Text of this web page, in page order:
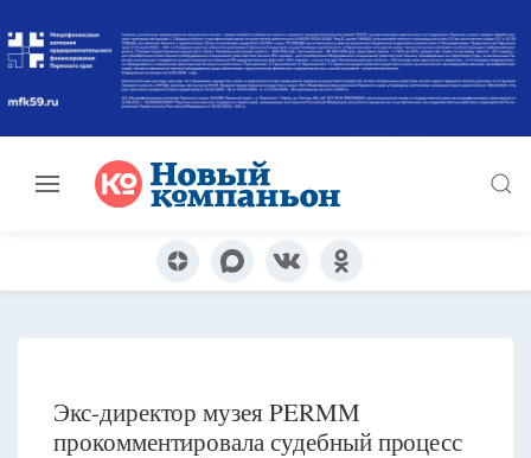
Экс-директор музея PERMM
прокомментировала судебный процесс